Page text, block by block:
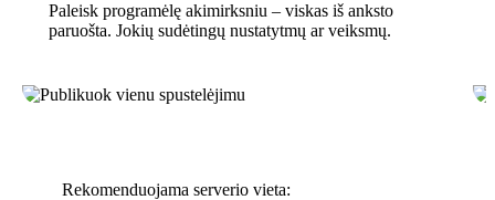
Paleisk programėlę akimirksniu – viskas iš anksto
paruošta. Jokių sudėtingų nustatytmų ar veiksmų.
Rekomenduojama serverio vieta: